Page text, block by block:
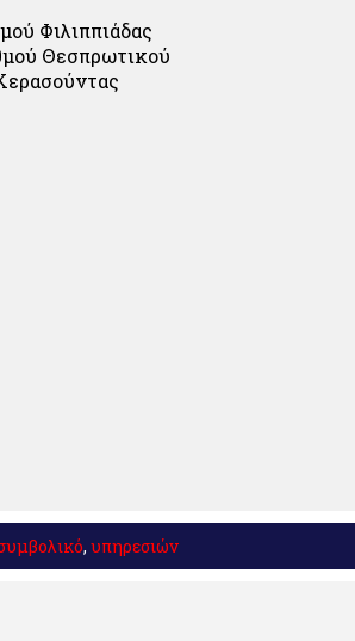
Φιλιππιάδας
Θεσπρωτικού
, υπηρεσιών